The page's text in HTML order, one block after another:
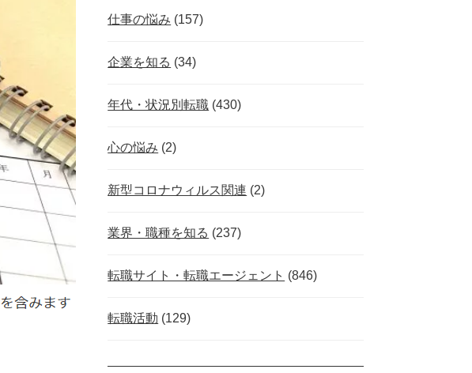
仕事の悩み (157)
企業を知る (34)
年代・状況別転職 (430)
心の悩み (2)
新型コロナウィルス関連 (2)
業界・職種を知る (237)
転職サイト・転職エージェント (846)
転職活動 (129)